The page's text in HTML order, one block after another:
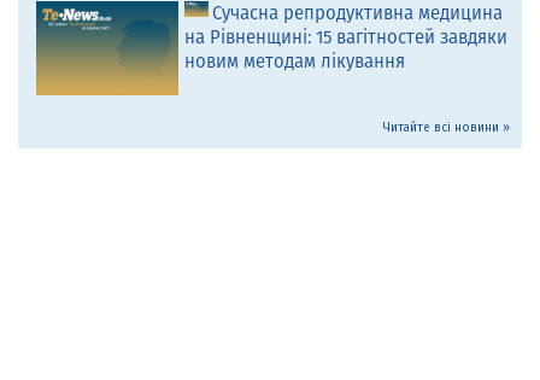
Сучасна репродуктивна медицина
на Рівненщині: 15 вагітностей завдяки
новим методам лікування
Читайте всі новини »